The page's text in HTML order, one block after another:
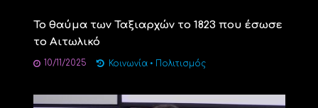
To θαύμα των Ταξιαρχών το 1823 που έσωσε
το Αιτωλικό
10/11/2025 Κοινωνία • Πολιτισμός